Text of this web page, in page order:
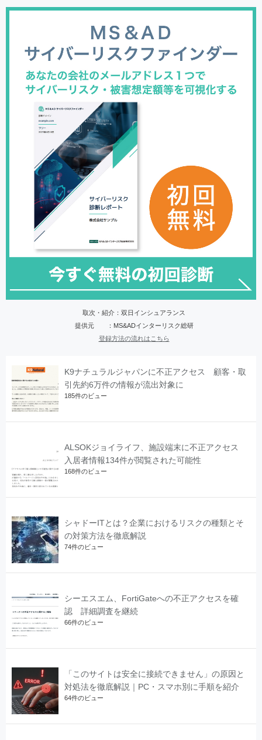
取次・紹介：双日インシュアランス
提供元 ：MS&ADインターリスク総研
登録方法の流れはこちら
K9ナチュラルジャパンに不正アクセス 顧客・取
引先約6万件の情報が流出対象に
185件のビュー
ALSOKジョイライフ、施設端末に不正アクセス
入居者情報134件が閲覧された可能性
168件のビュー
シャドーITとは？企業におけるリスクの種類とそ
の対策方法を徹底解説
74件のビュー
シーエスエム、FortiGateへの不正アクセスを確
認 詳細調査を継続
66件のビュー
「このサイトは安全に接続できません」の原因と
対処法を徹底解説｜PC・スマホ別に手順を紹介
64件のビュー